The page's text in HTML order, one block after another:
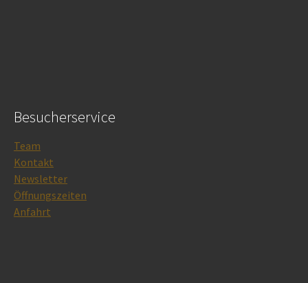
Besucherservice
Team
Kontakt
Newsletter
Öffnungszeiten
Anfahrt